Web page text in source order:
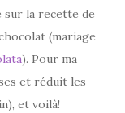
sur la recette de
(mariage
). Pour ma
et réduit les
et voilà!